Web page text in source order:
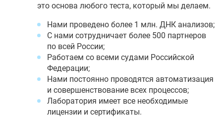
это основа любого теста, который мы делаем.
Нами проведено более 1 млн. ДНК анализов;
С нами сотрудничает более 500 партнеров
по всей России;
Работаем со всеми судами Российской
Федерации;
Нами постоянно проводятся автоматизация
и совершенствование всех процессов;
Лаборатория имеет все необходимые
лицензии и сертификаты.